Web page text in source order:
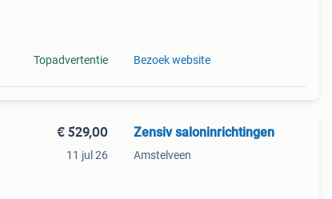
Topadvertentie Bezoek website
€ 529,00
11 jul 26
Zensiv saloninrichtingen
Amstelveen